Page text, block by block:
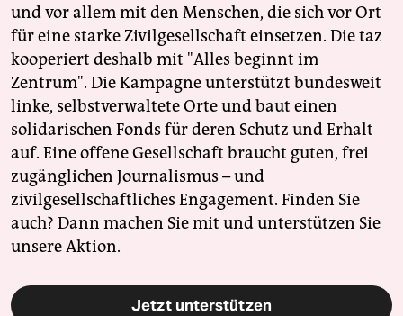
und vor allem mit den Menschen, die sich vor Ort
für eine starke Zivilgesellschaft einsetzen. Die taz
kooperiert deshalb mit "Alles beginnt im
Zentrum". Die Kampagne unterstützt bundesweit
linke, selbstverwaltete Orte und baut einen
solidarischen Fonds für deren Schutz und Erhalt
auf. Eine offene Gesellschaft braucht guten, frei
zugänglichen Journalismus – und
zivilgesellschaftliches Engagement. Finden Sie
auch? Dann machen Sie mit und unterstützen Sie
unsere Aktion.
Jetzt unterstützen